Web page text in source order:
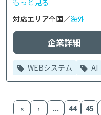
もっと見る
対応エリア全国／海外
企業詳細
WEBシステム AI
« ‹ ... 44 45